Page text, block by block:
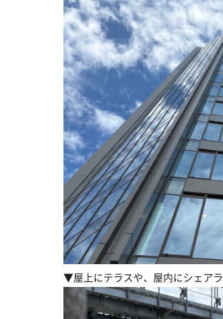
▼屋上にテラスや、屋内にシェア